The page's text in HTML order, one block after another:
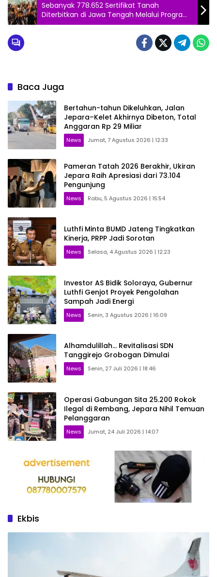
Sebanyak 778.652 Sertifikat Tanah
Diterbitkan di Jawa Tengah Melalui Program
PTSL dan Redistribusi Tanah
Baca Juga
Bertahun-tahun Dikeluhkan, Jalan
Jepara–Kelet Akhirnya Dibeton, Total
Anggaran Rp 29 Miliar
News Jumat, 7 Agustus 2026 | 12:33
Pameran Tatah 2026 Berakhir, Ukiran
Jepara Raih Apresiasi dari 73.104
Pengunjung
News Rabu, 5 Agustus 2026 | 15:54
Luthfi Minta BUMD Jateng Tingkatkan
Kinerja, PRPP Jadi Sorotan
News Selasa, 4 Agustus 2026 | 12:23
Investor AS Bidik Soloraya, Gubernur
Luthfi Genjot Proyek Pengolahan
Sampah Jadi Energi
News Senin, 3 Agustus 2026 | 16:09
Alhamdulillah… Revitalisasi SDN
Tanggirejo Grobogan Dimulai
News Senin, 27 Juli 2026 | 18:46
Operasi Gabungan Sita 25.200 Rokok
Ilegal di Rembang, Jepara Nihil Temuan
Pelanggaran
News Jumat, 24 Juli 2026 | 14:07
Ekbis